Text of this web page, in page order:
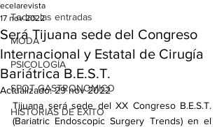
Todas las entradas
MODA
PSICOLOGÍA
SPOT GASTRONOMICO
HISTORIAS DE ÉXITO
Será Tijuana sede del Congreso
Internacional y Estatal de Cirugía
Bariátrica B.E.S.T.
ecelarevista
17 nov 2022
Actualizado:29 nov 2022
Tijuana será sede del XX Congreso B.E.S.T.
(Bariatric Endoscopic Surgery Trends) en el